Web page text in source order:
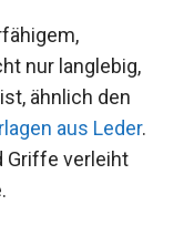
nur langlebig,
ähnlich den
aus Leder.
Griffe verleiht